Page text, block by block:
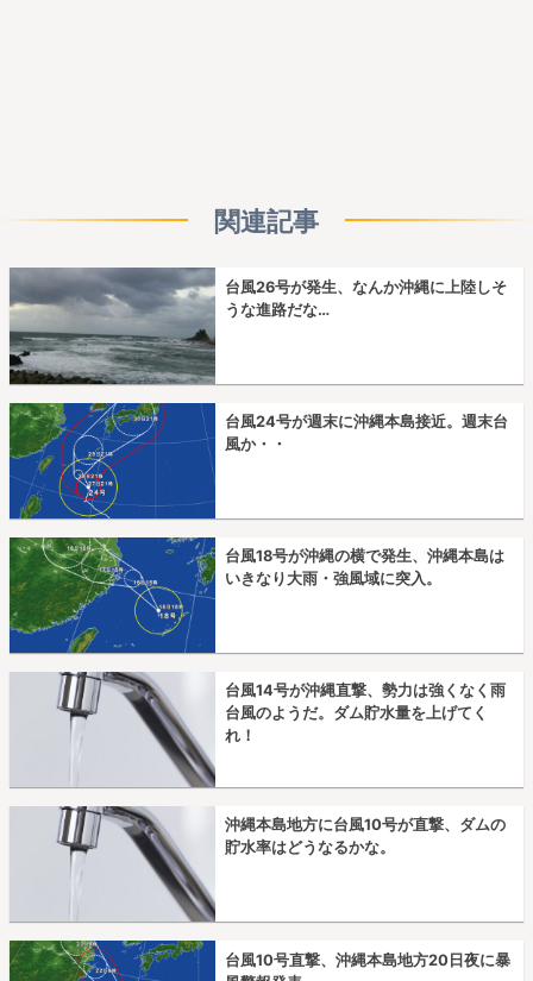
関連記事
台風26号が発生、なんか沖縄に上陸しそ
うな進路だな…
台風24号が週末に沖縄本島接近。週末台
風か・・
台風18号が沖縄の横で発生、沖縄本島は
いきなり大雨・強風域に突入。
台風14号が沖縄直撃、勢力は強くなく雨
台風のようだ。ダム貯水量を上げてく
れ！
沖縄本島地方に台風10号が直撃、ダムの
貯水率はどうなるかな。
台風10号直撃、沖縄本島地方20日夜に暴